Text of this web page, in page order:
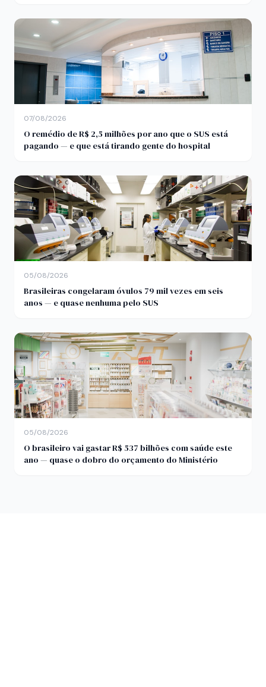
07/08/2026
O remédio de R$ 2,5 milhões por ano que o SUS está
pagando — e que está tirando gente do hospital
05/08/2026
Brasileiras congelaram óvulos 79 mil vezes em seis
anos — e quase nenhuma pelo SUS
05/08/2026
O brasileiro vai gastar R$ 537 bilhões com saúde este
ano — quase o dobro do orçamento do Ministério